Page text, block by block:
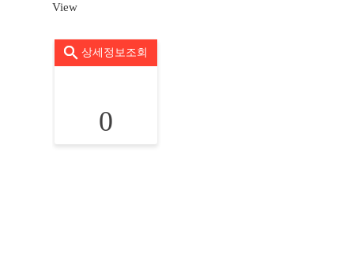
View
상세정보조회
0